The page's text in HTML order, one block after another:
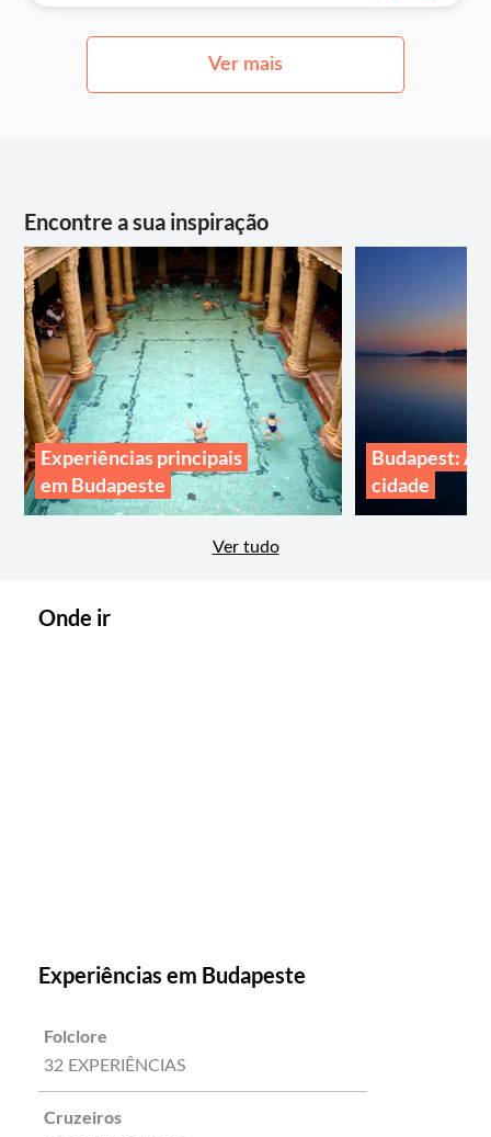
Ver mais
Encontre a sua inspiração
Ver tudo
Experiências principais
em Budapeste
Budapest:
cidade
Onde ir
Experiências em Budapeste
Folclore
32 EXPERIÊNCIAS
Cruzeiros